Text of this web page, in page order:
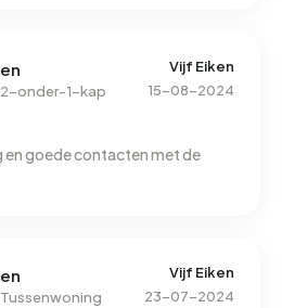
2-onder-1-kap
Vijf Eiken
15-08-2024
en goede contacten met de
Vijf Eiken
23-07-2024